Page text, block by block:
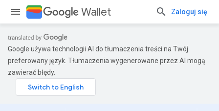
Wallet Zaloguj się
Google używa technologii AI do tłumaczenia treści na Twój
preferowany język. Tłumaczenia wygenerowane przez AI mogą
zawierać błędy.